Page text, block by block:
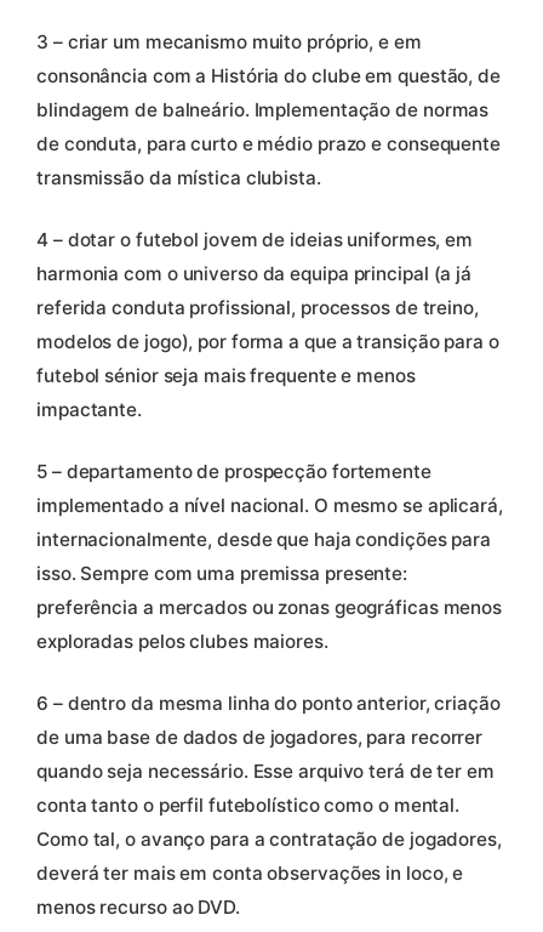
3 – criar um mecanismo muito próprio, e em
consonância com a História do clube em questão, de
blindagem de balneário. Implementação de normas
de conduta, para curto e médio prazo e consequente
transmissão da mística clubista.
4 – dotar o futebol jovem de ideias uniformes, em
harmonia com o universo da equipa principal (a já
referida conduta profissional, processos de treino,
modelos de jogo), por forma a que a transição para o
futebol sénior seja mais frequente e menos
impactante.
5 – departamento de prospecção fortemente
implementado a nível nacional. O mesmo se aplicará,
internacionalmente, desde que haja condições para
isso. Sempre com uma premissa presente:
preferência a mercados ou zonas geográficas menos
exploradas pelos clubes maiores.
6 – dentro da mesma linha do ponto anterior, criação
de uma base de dados de jogadores, para recorrer
quando seja necessário. Esse arquivo terá de ter em
conta tanto o perfil futebolístico como o mental.
Como tal, o avanço para a contratação de jogadores,
deverá ter mais em conta observações in loco, e
menos recurso ao DVD.